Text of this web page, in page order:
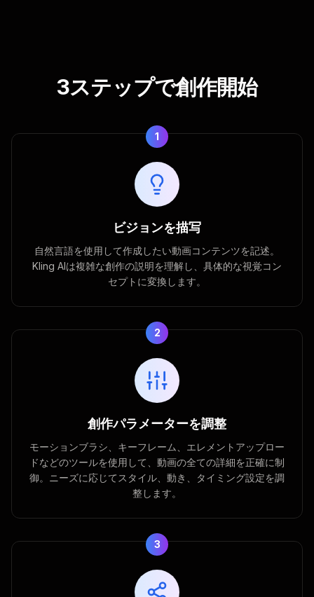
3ステップで創作開始
1
ビジョンを描写
自然言語を使用して作成したい動画コンテンツを記述。
Kling AIは複雑な創作の説明を理解し、具体的な視覚コン
セプトに変換します。
2
創作パラメーターを調整
モーションブラシ、キーフレーム、エレメントアップロー
ドなどのツールを使用して、動画の全ての詳細を正確に制
御。ニーズに応じてスタイル、動き、タイミング設定を調
整します。
3